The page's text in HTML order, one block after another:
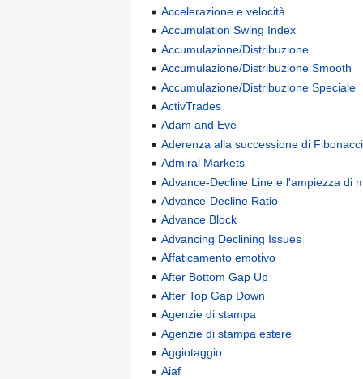
Accelerazione e velocità
Accumulation Swing Index
Accumulazione/Distribuzione
Accumulazione/Distribuzione Smooth
Accumulazione/Distribuzione Speciale
ActivTrades
Adam and Eve
Aderenza alla successione di Fibonacci
Admiral Markets
Advance-Decline Line e l'ampiezza di
Advance-Decline Ratio
Advance Block
Advancing Declining Issues
Affaticamento emotivo
After Bottom Gap Up
After Top Gap Down
Agenzie di stampa
Agenzie di stampa estere
Aggiotaggio
Aiaf